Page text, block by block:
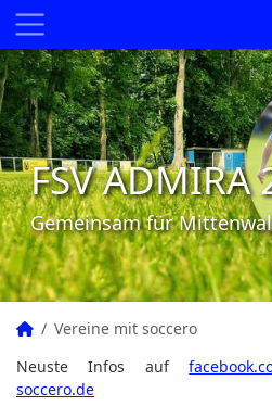
FSV ADMIRA
Gemeinsam für
Vereine mit soccero
Neuste Infos auf
soccero.de